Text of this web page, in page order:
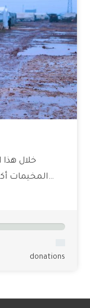
خلال
المخيمات أكثر من نصفهم من النساء والأطفال من…
donations